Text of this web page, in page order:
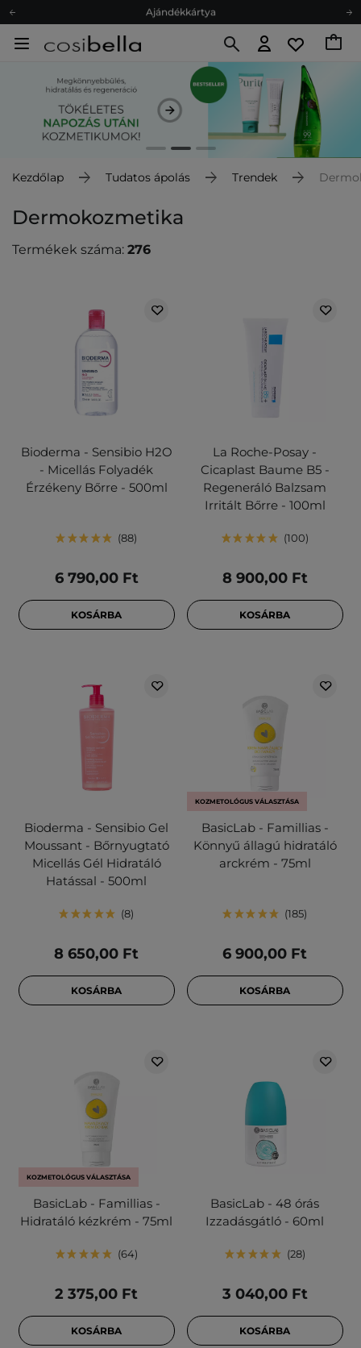
Ajándékkártya
Ingyenes szállítás 15 000 Ft-tól
Ökológia
Ajándékkártya
Kezdőlap Tudatos ápolás Trendek
Dermokozmetika
Termékek száma: 276
Bioderma - Sensibio H2O
- Micellás Folyadék
Érzékeny Bőrre - 500ml
88
6 790,00 Ft
KOSÁRBA
La Roche-Posay -
Cicaplast Baume B5 -
Regeneráló Balzsam
Irritált Bőrre - 100ml
100
8 900,00 Ft
KOSÁRBA
Bioderma - Sensibio Gel
Moussant - Bőrnyugtató
Micellás Gél Hidratáló
Hatással - 500ml
8
8 650,00 Ft
KOSÁRBA
KOZMETOLÓGUS VÁLASZTÁSA
BasicLab - Famillias -
Könnyű állagú hidratáló
arckrém - 75ml
185
6 900,00 Ft
KOSÁRBA
KOZMETOLÓGUS VÁLASZTÁSA
BasicLab - Famillias -
Hidratáló kézkrém - 75ml
64
2 375,00 Ft
KOSÁRBA
BasicLab - 48 órás
Izzadásgátló - 60ml
28
3 040,00 Ft
KOSÁRBA